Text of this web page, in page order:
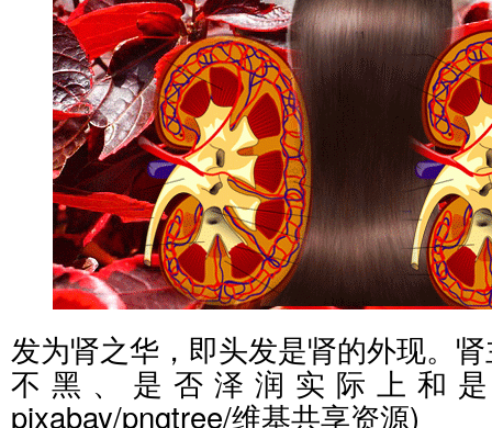
发为肾之华，即头发是肾的外现。
不黑、是否泽润实际上和
pixabay/pngtree/维基共享资源)